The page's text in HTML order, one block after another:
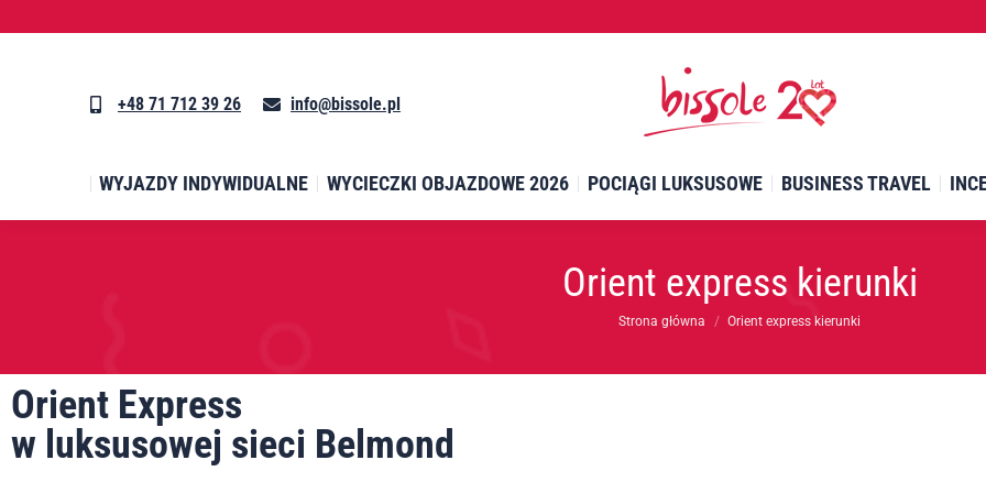
+48 71 712 39 26 info@bissole.pl
WYJAZDY INDYWIDUALNE WYCIECZKI OBJAZDOWE 2026 POCIĄGI LUKSUSOWE BUSINESS TRAVEL
Orient express kierunki
Jesteś tutaj:
Strona główna Orient express kierunki
Orient Express
w luksusowej sieci Belmond
POCIĄGI LUKSUSOWE